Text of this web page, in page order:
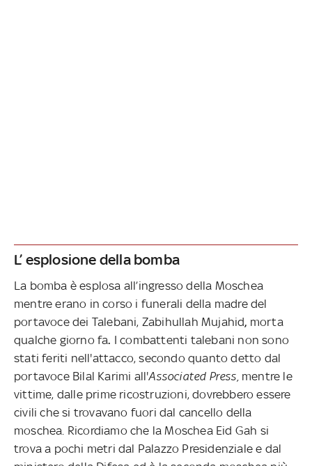
L’ esplosione della bomba
La bomba è esplosa all’ingresso della Moschea
mentre erano in corso i funerali della madre del
portavoce dei Talebani, Zabihullah Mujahid, morta
qualche giorno fa. I combattenti talebani non sono
stati feriti nell'attacco, secondo quanto detto dal
portavoce Bilal Karimi all'Associated Press, mentre le
vittime, dalle prime ricostruzioni, dovrebbero essere
civili che si trovavano fuori dal cancello della
moschea. Ricordiamo che la Moschea Eid Gah si
trova a pochi metri dal Palazzo Presidenziale e dal